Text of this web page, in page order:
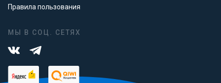
Правила пользования
МЫ В СОЦ. СЕТЯХ